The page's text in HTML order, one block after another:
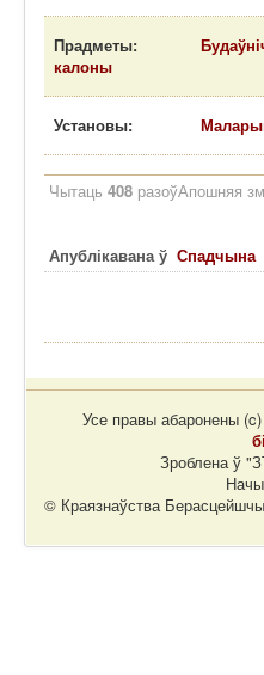
Прадметы:
калоны
Установы:
Чытаць 408 разоўАпошняя
Апублікавана ў Спадчына
Усе правы абаронены
Зроблена ў
© Краязнаўства